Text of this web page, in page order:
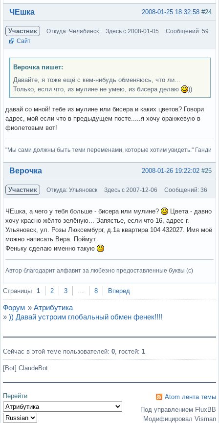
Вне форума #24
2008-01-25 18:32:58
ЧЕшка
Участник Откуда: Челябинск Здесь с 2008-01-05
Сообщений: 59
Сайт
Верочка пишет:
Давайте, я тоже ещё с кем-нибудь обменяюсь, что ли...
Только, если что, из мулине не умею, из бисера делаю
))
давай со мной! тебе из мулине или бисера и каких цветов? Говори
адрес, мой если что в предыдущем посте.....я хочу оранжевую в
фиолетовым вот!
"Мы сами должны быть теми переменами, которые хотим увидеть." Ганди
Вне форума #25
2008-01-26 19:22:02
Верочка
Участник Откуда: Ульяновск Здесь с 2007-12-06 Сообщений: 36
ЧЕшка, а чего у тебя больше - бисера или мулине?
Цвета - давно
хочу красно-жёлто-зелёную... Запястье, если что 16, адрес г.
Ульяновск, ул. Розы Люксембург, д.1а квартира 104 432027. Имя моё
можно написать Вера. Поймут.
Феньку сделаю именно такую
Автор благодарит алфавит за любезно предоставленные буквы (с)
Вне форума
Страницы 1 2 3 8 Вперед
Форум » Атрибутика
» )) Давай устроим глобальный обмен фенек!!!!
Сейчас в этой теме пользователей: 0 , гостей: 1
[Bot] ClaudeBot
Перейти
Atom лента темы
Под управлением FluxBB
Модифицировал Visman